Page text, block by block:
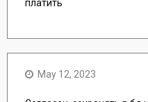
платить
May 12, 2023